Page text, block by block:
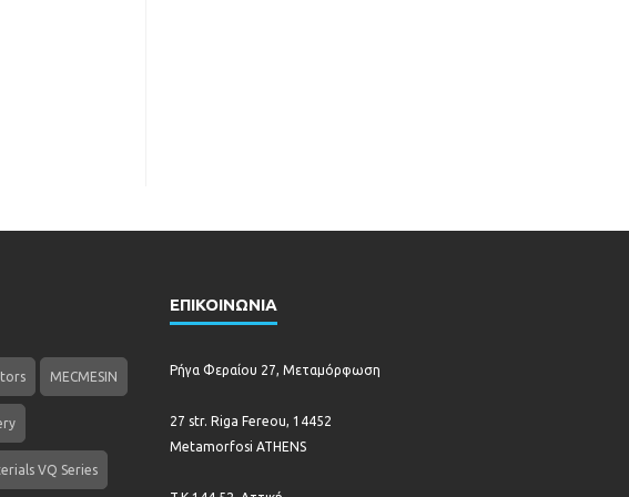
MECMESIN
VQ Series
ΕΠΙΚΟΙΝΩΝΙΑ
Ρήγα Φεραίου 27, Μεταμόρφωση
27 str. Riga Fereou, 14452
Metamorfosi ATHENS